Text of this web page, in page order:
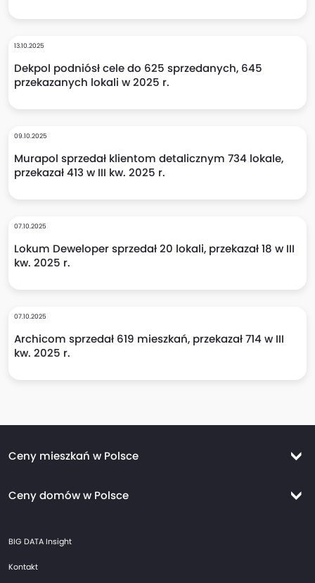
13.10.2025
Dekpol podniósł cele do 625 sprzedanych, 645
przekazanych lokali w 2025 r.
09.10.2025
Murapol sprzedał klientom detalicznym 734 lokale,
przekazał 413 w III kw. 2025 r.
07.10.2025
Lokum Deweloper sprzedał 20 lokali, przekazał 18 w III
kw. 2025 r.
07.10.2025
Archicom sprzedał 619 mieszkań, przekazał 714 w III
kw. 2025 r.
Ceny mieszkań w Polsce
Ceny mieszkań Kraków
Ceny domów w Polsce
Ceny domów Kraków
Ceny domów Wrocław
BIG DATA Insight
Kontakt